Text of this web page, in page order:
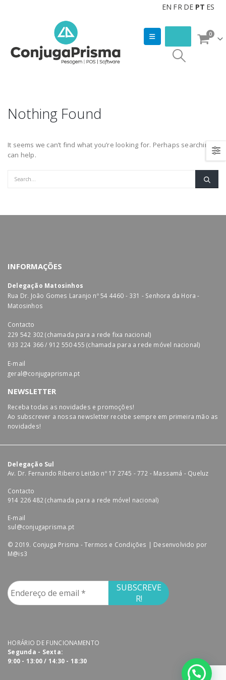
EN FR DE PT ES
0
Nothing Found
It seems we can’t find what you’re looking for. Perhaps searching
can help.
INFORMAÇÕES
Delegação Matosinhos
Rua Dr. João Gomes Laranjo nº 54 4460 - 331 - Senhora da Hora -
Matosinhos
Contacto
229 542 302 (chamada para a rede fixa nacional)
933 224 366 / 912 550 455 (chamada para a rede móvel nacional)
E-mail
geral@conjugaprisma.pt
NEWSLETTER
Receba todas as novidades e promoções!
Ao subscrever a nossa newsletter recebe sempre em primeira mão as
novidades!
Delegação Sul
Av. Dr. Fernando Ribeiro Leitão nº 17 2745 - 772 - Massamá - Queluz
Contacto
914 226 482 (chamada para a rede móvel nacional)
E-mail
sul@conjugaprisma.pt
© 2019. Conjuga Prisma -Termos e Condições | Desenvolvido por
M@is3
HORÁRIO DE FUNCIONAMENTO
Segunda - Sexta:
9:00 - 13:00 / 14:30 - 18:30